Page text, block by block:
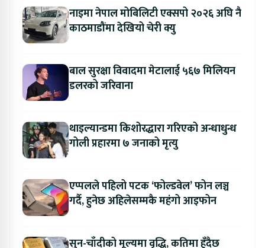
नाइमा नेपाल मोबिलिटी एक्सपो २०२६ अघि नै
काठमाडौंमा देखियो चेरी क्यु
बाल सुरक्षा विवादमा मेटालाई ५६७ मिलियन
डलरको जरिवाना
थाइल्यान्डमा किशोरद्धारा गरिएको अन्धाधुन्ध
गोली प्रहारमा ७ जनाको मृत्यु
एप्पलले पहिलो पटक ‘फोल्डवेल’ फोन लञ्च
गर्दै, हुनेछ अहिलेसम्मकै महंगो आइफोन
सुन-चाँदीको मूल्यमा वृद्धि, कतिमा हुँदैछ